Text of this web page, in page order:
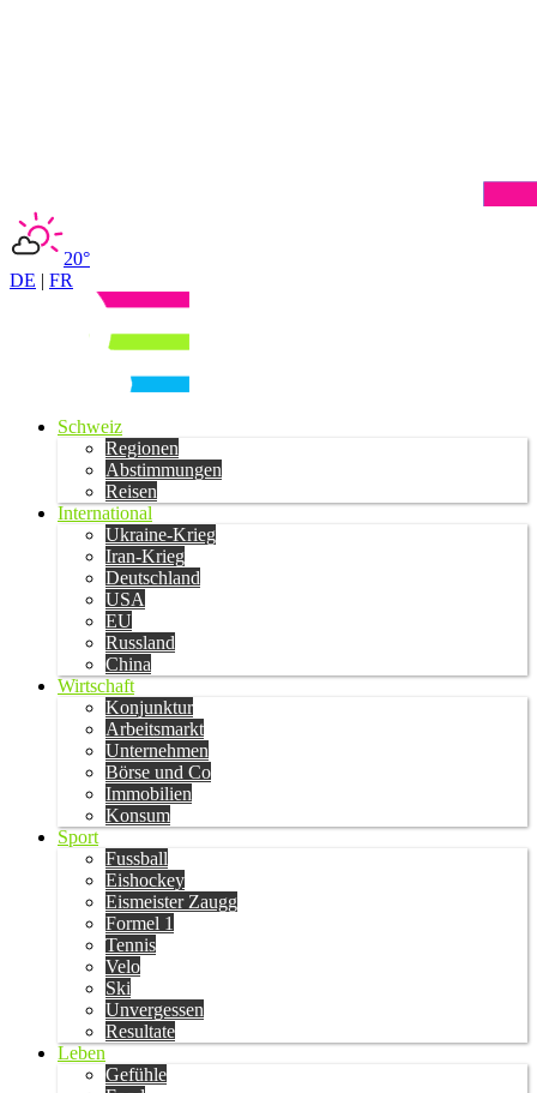
20°
DE | FR
Schweiz
Regionen
Abstimmungen
Reisen
International
Ukraine-Krieg
Iran-Krieg
Deutschland
USA
EU
Russland
China
Wirtschaft
Konjunktur
Arbeitsmarkt
Unternehmen
Börse und Co
Immobilien
Konsum
Sport
Fussball
Eishockey
Eismeister Zaugg
Formel 1
Tennis
Velo
Ski
Unvergessen
Resultate
Leben
Gefühle